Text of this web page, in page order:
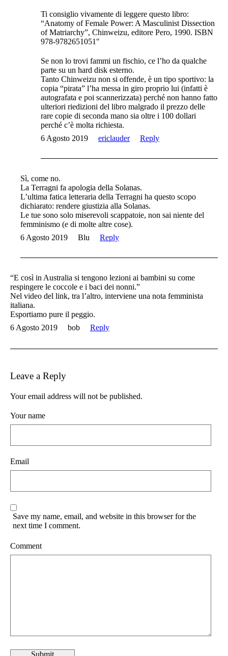
Ti consiglio vivamente di leggere questo libro:
“Anatomy of Female Power: A Masculinist Dissection
of Matriarchy”, Chinweizu, editore Pero, 1990. ISBN
978-9782651051″
Se non lo trovi fammi un fischio, ce l’ho da qualche
parte su un hard disk esterno.
Tanto Chinweizu non si offende, è un tipo sportivo: la
copia “pirata” l’ha messa in giro proprio lui (infatti è
autografata e poi scannerizzata) perché non hanno fatto
ulteriori riedizioni del libro malgrado il prezzo delle
rare copie di seconda mano sia oltre i 100 dollari
perché c’è molta richiesta.
6 Agosto 2019
ericlauder Reply
Sì, come no.
La Terragni fa apologia della Solanas.
L’ultima fatica letteraria della Terragni ha questo scopo
dichiarato: rendere giustizia alla Solanas.
Le tue sono solo miserevoli scappatoie, non sai niente del
femminismo (e di molte altre cose).
6 Agosto 2019
Blu Reply
“E così in Australia si tengono lezioni ai bambini su come
respingere le coccole e i baci dei nonni.”
Nel video del link, tra l’altro, interviene una nota femminista
italiana.
Esportiamo pure il peggio.
6 Agosto 2019
bob Reply
Leave a Reply
Your email address will not be published.
Your name
Email
Save my name, email, and website in this browser for the
next time I comment.
Comment